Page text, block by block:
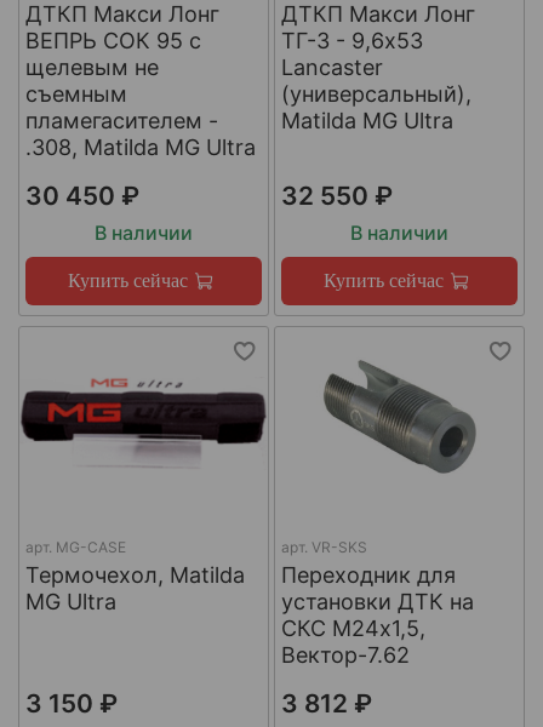
ДТКП Макси Лонг
ВЕПРЬ СОК 95 с
щелевым не
съемным
пламегасителем -
.308, Matilda MG Ultra
30 450 ₽
В наличии
Купить сейчас
ДТКП Макси Лонг
ТГ-3 - 9,6x53
Lancaster
(универсальный),
Matilda MG Ultra
32 550 ₽
В наличии
Купить сейчас
арт. MG-CASE
Термочехол, Matilda
MG Ultra
3 150 ₽
арт. VR-SKS
Переходник для
установки ДТК на
СКС М24х1,5,
Вектор-7.62
3 812 ₽